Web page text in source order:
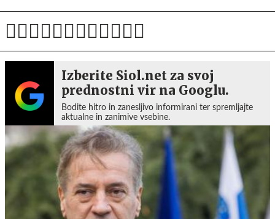
Izberite Siol.net za svoj
prednostni vir na Googlu.
Bodite hitro in zanesljivo informirani ter spremljajte
aktualne in zanimive vsebine.